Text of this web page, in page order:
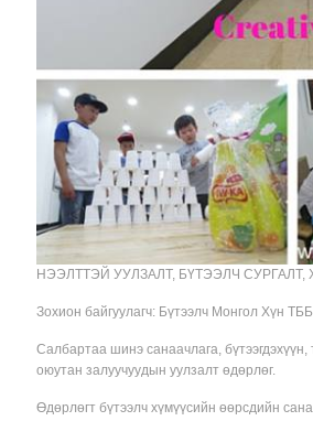
НЭЭЛТТЭЙ УУЛЗАЛТ, БҮТЭЭЛЧ
Зохион байгуулагч: Бүтээлч Монгол Хүн ТББ
Салбартаа шинэ санаачлага,
оюутан залуучуудын уулзалт өдөрлөг.
Өдөрлөгт бүтээлч хүмүүсийн өөрсдийн